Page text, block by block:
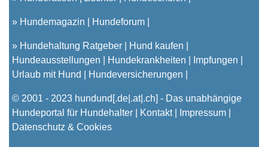
» Hundemagazin Hundeforum
» Hundehaltung Ratgeber
Hund kaufen
Hundeausstellungen
Hundekrankheiten
Impfungen
Urlaub mit Hund
Hundeversicherungen
© 2001 - 2023 hundund [.de|.at|.ch] - Das unabhängige
Hundeportal für Hundehalter |
Kontakt| Impressum
Datenschutz & Cookies